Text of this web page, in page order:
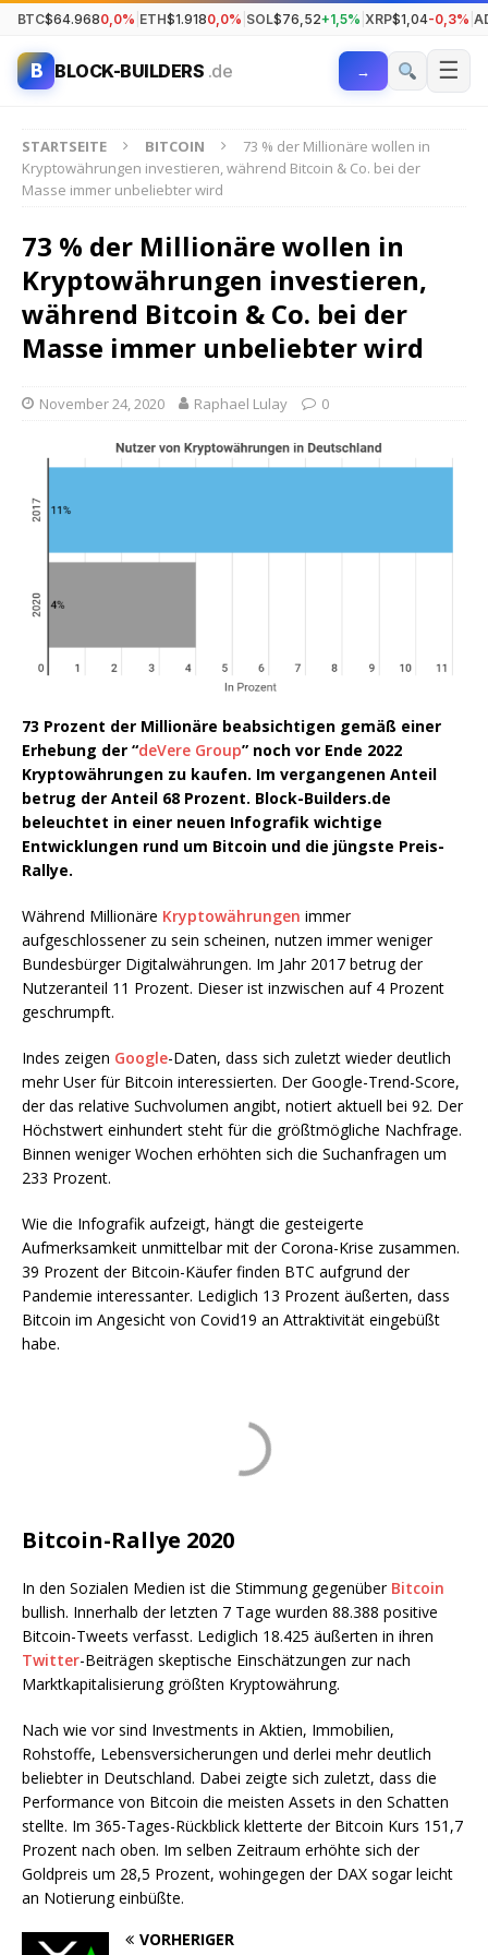
BTC$64.9680,0% ETH$1.9180,0% SOL$76,52+1,5% XRP$1,04-0,3%
B BLOCK-BUILDERS .de → ☰
STARTSEITE BITCOIN
73 % der Millionäre wollen in
Kryptowährungen investieren, während Bitcoin & Co. bei der
Masse immer unbeliebter wird
73 % der Millionäre wollen in
Kryptowährungen investieren,
während Bitcoin & Co. bei der
Masse immer unbeliebter wird
November 24, 2020 Raphael Lulay 0
73 Prozent der Millionäre beabsichtigen gemäß einer
Erhebung der “deVere Group” noch vor Ende 2022
Kryptowährungen zu kaufen. Im vergangenen Anteil
betrug der Anteil 68 Prozent. Block-Builders.de
beleuchtet in einer neuen Infografik wichtige
Entwicklungen rund um Bitcoin und die jüngste Preis-
Rallye.
Während Millionäre Kryptowährungen immer
aufgeschlossener zu sein scheinen, nutzen immer weniger
Bundesbürger Digitalwährungen. Im Jahr 2017 betrug der
Nutzeranteil 11 Prozent. Dieser ist inzwischen auf 4 Prozent
geschrumpft.
Indes zeigen Google-Daten, dass sich zuletzt wieder deutlich
mehr User für Bitcoin interessierten. Der Google-Trend-Score,
der das relative Suchvolumen angibt, notiert aktuell bei 92. Der
Höchstwert einhundert steht für die größtmögliche Nachfrage.
Binnen weniger Wochen erhöhten sich die Suchanfragen um
233 Prozent.
Wie die Infografik aufzeigt, hängt die gesteigerte
Aufmerksamkeit unmittelbar mit der Corona-Krise zusammen.
39 Prozent der Bitcoin-Käufer finden BTC aufgrund der
Pandemie interessanter. Lediglich 13 Prozent äußerten, dass
Bitcoin im Angesicht von Covid19 an Attraktivität eingebüßt
habe.
Bitcoin-Rallye 2020
In den Sozialen Medien ist die Stimmung gegenüber Bitcoin
bullish. Innerhalb der letzten 7 Tage wurden 88.388 positive
Bitcoin-Tweets verfasst. Lediglich 18.425 äußerten in ihren
Twitter-Beiträgen skeptische Einschätzungen zur nach
Marktkapitalisierung größten Kryptowährung.
Nach wie vor sind Investments in Aktien, Immobilien,
Rohstoffe, Lebensversicherungen und derlei mehr deutlich
beliebter in Deutschland. Dabei zeigte sich zuletzt, dass die
Performance von Bitcoin die meisten Assets in den Schatten
stellte. Im 365-Tages-Rückblick kletterte der Bitcoin Kurs 151,7
Prozent nach oben. Im selben Zeitraum erhöhte sich der
Goldpreis um 28,5 Prozent, wohingegen der DAX sogar leicht
an Notierung einbüßte.
VORHERIGER